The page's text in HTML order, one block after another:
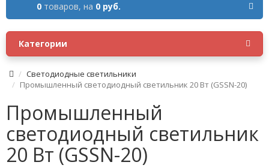
0 товаров, на 0 руб.
Категории
Cветодиодные светильники
Промышленный светодиодный светильник 20 Вт (GSSN-20)
Промышленный
светодиодный светильник
20 Вт (GSSN-20)